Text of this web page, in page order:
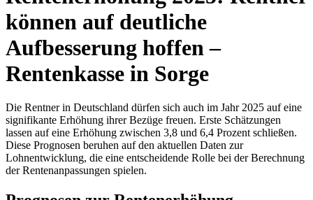
können auf deutliche
Aufbesserung hoffen –
Rentenkasse in Sorge
Die Rentner in Deutschland dürfen sich auch im Jahr 2025 auf eine
signifikante Erhöhung ihrer Bezüge freuen. Erste Schätzungen
lassen auf eine Erhöhung zwischen 3,8 und 6,4 Prozent schließen.
Diese Prognosen beruhen auf den aktuellen Daten zur
Lohnentwicklung, die eine entscheidende Rolle bei der Berechnung
der Rentenanpassungen spielen.